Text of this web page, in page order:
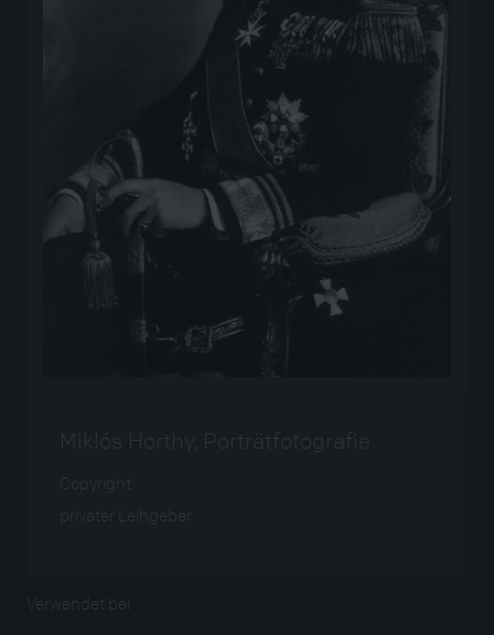
Miklós Horthy, Porträtfotografie
Copyright
privater Leihgeber
Verwendet bei